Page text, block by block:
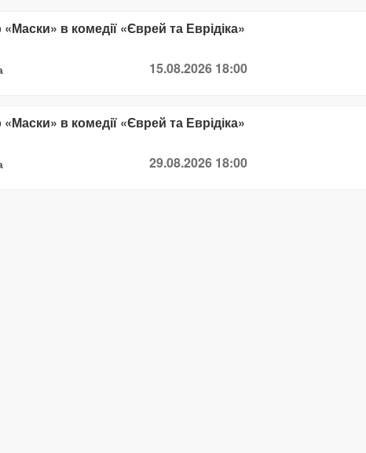
«Маски» в комедії «Єврей та Еврідіка»
15.08.2026 18:00
«Маски» в комедії «Єврей та Еврідіка»
29.08.2026 18:00